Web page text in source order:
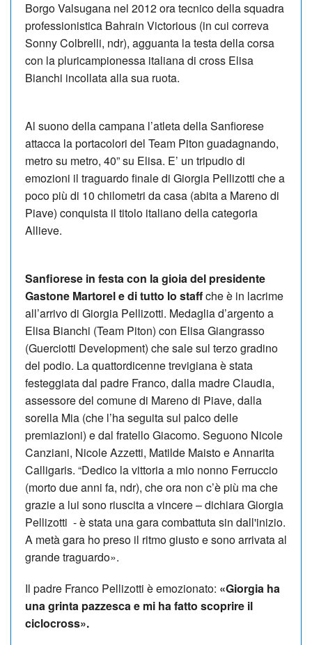
Borgo Valsugana nel 2012 ora tecnico della squadra
professionistica Bahrain Victorious (in cui correva
Sonny Colbrelli, ndr), agguanta la testa della corsa
con la pluricampionessa italiana di cross Elisa
Bianchi incollata alla sua ruota.
Al suono della campana l’atleta della Sanfiorese
attacca la portacolori del Team Piton guadagnando,
metro su metro, 40” su Elisa. E’ un tripudio di
emozioni il traguardo finale di Giorgia Pellizotti che a
poco più di 10 chilometri da casa (abita a Mareno di
Piave) conquista il titolo italiano della categoria
Allieve.
Sanfiorese in festa con la gioia del presidente
Gastone Martorel e di tutto lo staffche è in lacrime
all’arrivo di Giorgia Pellizotti. Medaglia d’argento a
Elisa Bianchi (Team Piton) con Elisa Giangrasso
(Guerciotti Development) che sale sul terzo gradino
del podio. La quattordicenne trevigiana è stata
festeggiata dal padre Franco, dalla madre Claudia,
assessore del comune di Mareno di Piave, dalla
sorella Mia (che l’ha seguita sul palco delle
premiazioni) e dal fratello Giacomo. Seguono Nicole
Canziani, Nicole Azzetti, Matilde Maisto e Annarita
Calligaris. “Dedico la vittoria a mio nonno Ferruccio
(morto due anni fa, ndr), che ora non c’è più ma che
grazie a lui sono riuscita a vincere – dichiara Giorgia
Pellizotti - è stata una gara combattuta sin dall'inizio.
A metà gara ho preso il ritmo giusto e sono arrivata al
grande traguardo».
Il padre Franco Pellizotti è emozionato: «Giorgia ha
una grinta pazzesca e mi ha fatto scoprire il
ciclocross».